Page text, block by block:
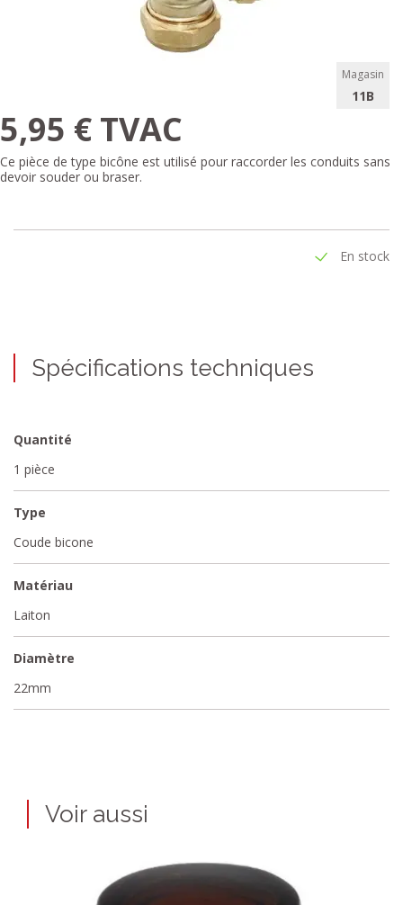
Magasin
11B
5,95 € TVAC
Ce pièce de type bicône est utilisé pour raccorder les conduits sans
devoir souder ou braser.
En stock
Spécifications techniques
Quantité
1 pièce
Type
Coude bicone
Matériau
Laiton
Diamètre
22mm
Voir aussi